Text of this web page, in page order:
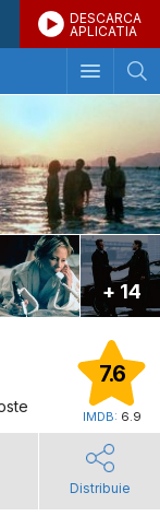
DESCARCA
APLICATIA
+ 14
7.6
IMDB: 6.9
Distribuie